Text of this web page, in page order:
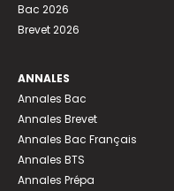
Bac 2026
Brevet 2026
ANNALES
Annales Bac
Annales Brevet
Annales Bac Français
Annales BTS
Annales Prépa